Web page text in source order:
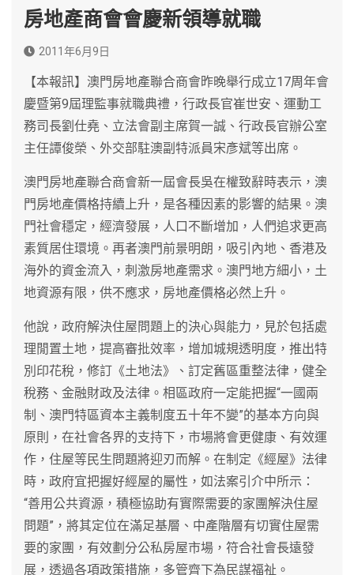
房地產商會會慶新領導就職
2011年6月9日
【本報訊】澳門房地產聯合商會昨晚舉行成立17周年會
慶暨第9屆理監事就職典禮，行政長官崔世安、運動工
務司長劉仕堯、立法會副主席賀一誠、行政長官辦公室
主任譚俊榮、外交部駐澳副特派員宋彥斌等出席。
澳門房地產聯合商會新一屆會長吳在權致辭時表示，澳
門房地產價格持續上升，是各種因素的影響的結果。澳
門社會穩定，經濟發展，人口不斷增加，人們追求更高
素質居住環境。再者澳門前景明朗，吸引內地、香港及
海外的資金流入，刺激房地產需求。澳門地方細小，土
地資源有限，供不應求，房地產價格必然上升。
他說，政府解決住屋問題上的決心與能力，見於包括處
理閒置土地，提高審批效率，增加城規透明度，推出特
別印花稅，修訂《土地法》、訂定舊區重整法律，健全
稅務、金融財政及法律。相區政府一定能把握“一國兩
制、澳門特區資本主義制度五十年不變”的基本方向與
原則，在社會各界的支持下，市場將會更健康、有效運
作，住屋等民生問題將迎刃而解。在制定《經屋》法律
時，政府宜把握好經屋的屬性，如法案引介中所示：
“善用公共資源，積極協助有實際需要的家團解決住屋
問題”，將其定位在滿足基層、中產階層有切實住屋需
要的家團，有效劃分公私房屋市場，符合社會長遠發
展，透過各項政策措施，多管齊下為民謀福祉。